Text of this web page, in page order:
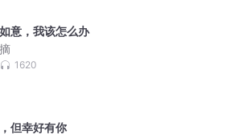
意，我该怎么办
1620
但幸好有你